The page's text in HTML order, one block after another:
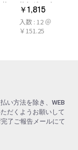
ン
ぼ
枚(1ダース)
￥1,815
入数 : 12 ＠
￥151.25
い方法を除き、WEB
だくようお願いして
了ご報告メールにて